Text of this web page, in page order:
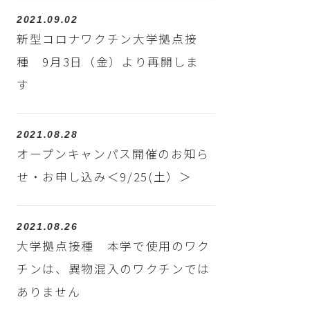
2021.09.02
新型コロナワクチン大学拠点接
種 9月3日（金）より再開しま
す
2021.08.28
オープンキャンパス開催のお知ら
せ・お申し込み＜9/25(土）＞
2021.08.26
大学拠点接種 本学で使用のワク
チンは、異物混入のワクチンでは
ありません